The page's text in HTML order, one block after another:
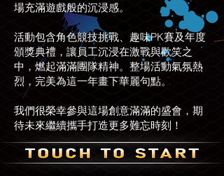
場充滿遊戲般的沉浸感。
活動包含角色競技挑戰、趣味PK賽及年度
頒獎典禮，讓員工沉浸在激戰與歡笑之
中，燃起滿滿團隊精神。整場活動氣氛熱
烈，完美為這一年畫下華麗句點。
我們很榮幸參與這場創意滿滿的盛會，期
待未來繼續攜手打造更多難忘時刻！